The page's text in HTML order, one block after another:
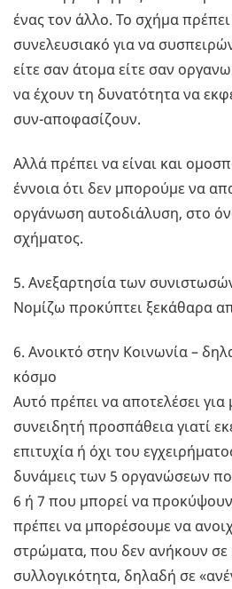
ένας τον άλλο. Το σχήμα πρέπει
συνελευσιακό για να
είτε σαν άτομα είτε σαν
να έχουν τη δυνατότητα να
συν-αποφασίζουν.
Αλλά πρέπει να είναι και
έννοια ότι δεν μπορούμε να
οργάνωση αυτοδιάλυση, στο
σχήματος.
5. Ανεξαρτησία των
Νομίζω προκύπτει ξεκάθαρα
6. Ανοικτό στην Κοινωνία –
κόσμο
Αυτό πρέπει να αποτελέσει
συνειδητή προσπάθεια γιατί
επιτυχία ή όχι του
δυνάμεις των 5 οργανώσεων
6 ή 7 που μπορεί να
πρέπει να μπορέσουμε να
στρώματα, που δεν ανήκουν
συλλογικότητα, δηλαδή σε